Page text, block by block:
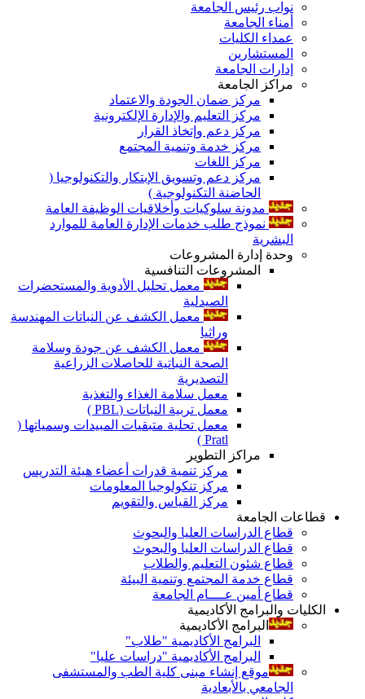
نواب رئيس الجامعة
أمناء الجامعة
عمداء الكليات
المستشارين
إدارات الجامعة
مراكز الجامعة
مركز ضمان الجودة والاعتماد
مركز التعليم والإدارة الإلكترونية
مركز دعم وإتخاذ القرار
مركز خدمة وتنمية المجتمع
مركز اللغات
مركز دعم وتسويق الإبتكار والتكنولوجيا (
الحاضنة التكنولوجية )
مدونة سلوكيات وأخلاقيات الوظيفة العامة
نموذج طلب خدمات الإدارة العامة للموارد
البشرية
وحدة إدارة المشروعات
المشروعات التنافسية
معمل تحليل الأدوية والمستحضرات
الصيدلية
معمل الكشف عن النباتات المهندسة
وراثيا
معمل الكشف عن جودة وسلامة
الصحة النباتية للحاصلات الزراعية
التصديرية
معمل سلامة الغذاء والتغذية
معمل تربية النباتات (PBL )
معمل تحلية متبقيات المبيدات وسمياتها (
Pratl )
مراكز التطوير
مركز تنمية قدرات أعضاء هيئة التدريس
مركز تنكولوجيا المعلومات
مركز القياس والتقويم
قطاعات الجامعة
قطاع الدراسات العليا والبحوث
قطاع الدراسات العليا والبحوث
قطاع شئون التعليم والطلاب
قطاع خدمة المجتمع وتنمية البيئة
قطاع أمين عــــام الجامعة
الكليات والبرامج الأكاديمية
البرامج الأكاديمية
البرامج الأكاديمية "طلاب"
البرامج الأكاديمية "دراسات عليا"
موقع إنشاء مبنى كلية الطب والمستشفى
الجامعي بالأبعادية